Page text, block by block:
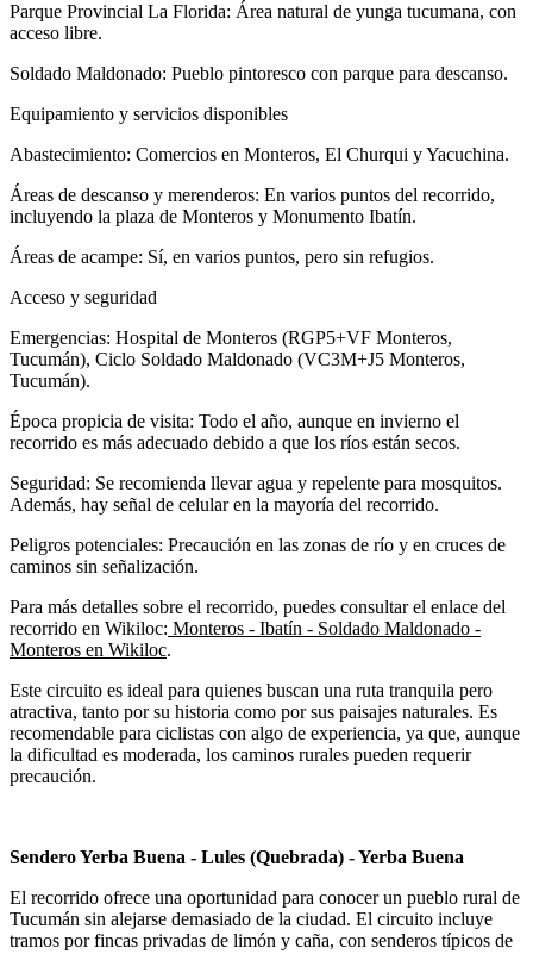
Parque Provincial La Florida: Área natural de yunga tucumana, con
acceso libre.
Soldado Maldonado: Pueblo pintoresco con parque para descanso.
Equipamiento y servicios disponibles
Abastecimiento: Comercios en Monteros, El Churqui y Yacuchina.
Áreas de descanso y merenderos: En varios puntos del recorrido,
incluyendo la plaza de Monteros y Monumento Ibatín.
Áreas de acampe: Sí, en varios puntos, pero sin refugios.
Acceso y seguridad
Emergencias: Hospital de Monteros (RGP5+VF Monteros,
Tucumán), Ciclo Soldado Maldonado (VC3M+J5 Monteros,
Tucumán).
Época propicia de visita: Todo el año, aunque en invierno el
recorrido es más adecuado debido a que los ríos están secos.
Seguridad: Se recomienda llevar agua y repelente para mosquitos.
Además, hay señal de celular en la mayoría del recorrido.
Peligros potenciales: Precaución en las zonas de río y en cruces de
caminos sin señalización.
Para más detalles sobre el recorrido, puedes consultar el enlace del
recorrido en Wikiloc: Monteros - Ibatín - Soldado Maldonado -
Monteros en Wikiloc.
Este circuito es ideal para quienes buscan una ruta tranquila pero
atractiva, tanto por su historia como por sus paisajes naturales. Es
recomendable para ciclistas con algo de experiencia, ya que, aunque
la dificultad es moderada, los caminos rurales pueden requerir
precaución.
Sendero Yerba Buena - Lules (Quebrada) - Yerba Buena
El recorrido ofrece una oportunidad para conocer un pueblo rural de
Tucumán sin alejarse demasiado de la ciudad. El circuito incluye
tramos por fincas privadas de limón y caña, con senderos típicos de